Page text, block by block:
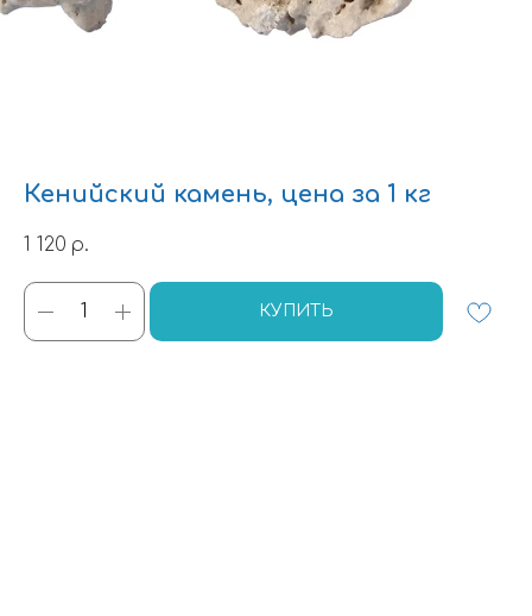
Кенийский камень, цена за 1 кг
1 120 р.
КУПИТЬ